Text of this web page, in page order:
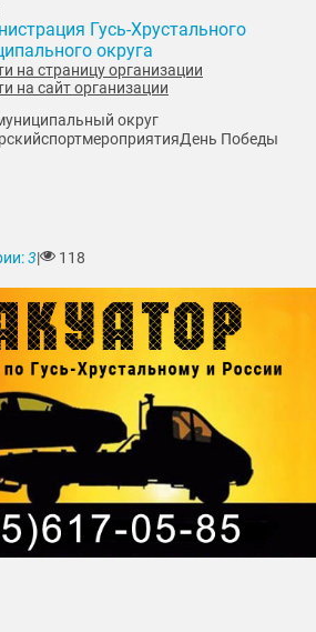
Гусь-Хрустального
округа
на страницу организации
на сайт организации
округ
спортмероприятияДень Победы
3| 118